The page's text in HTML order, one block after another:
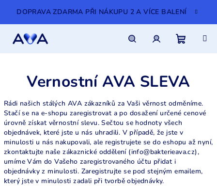
obsah
DOPRAVA ZDARMA PŘI NÁKUPU 2 A VÍCE BALENÍ
košík
Vernostní AVA SLEVA
Rádi našich stálých AVA zákazníků za Vaši věrnost odměníme.
Stačí se na e-shopu zaregistrovat a po dosažení určené cenové
úrovně získat věrnostní slevu. Sečtou se hodnoty všech
objednávek, které jste u nás uhradili. V případě, že jste v
minulosti u nás nakupovali, ale registrujete se do eshopu až nyní,
zkontaktujte naše zákaznické oddělení (info@bakterieava.cz),
umíme Vám do Vašeho zaregistrovaného účtu přidat i
objednávky z minulosti. Zaregistrujte se pod stejným emailem,
který jste v minulosti zadali při tvorbě objednávky.